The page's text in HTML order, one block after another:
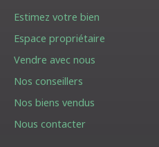
Estimez votre bien
Espace propriétaire
Vendre avec nous
Nos conseillers
Nos biens vendus
Nous contacter